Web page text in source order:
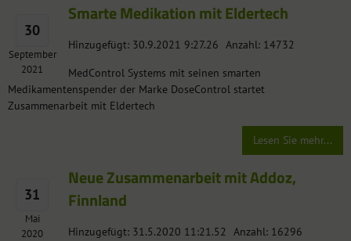
30
September
2021
Smarte Medikation mit Eldertech
Hinzugefügt: 30.9.2021 9:27.26 Anzahl: 14732
MedControl Systems mit seinen smarten
Medikamentenspender der Marke DoseControl startet
Zusammenarbeit mit Eldertech
Lesen Sie mehr...
31
Mai
2020
Neue Zusammenarbeit mit Addoz,
Finnland
Hinzugefügt: 31.5.2020 11:21.52 Anzahl: 16296